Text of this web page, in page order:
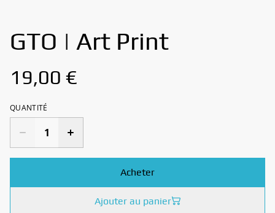
GTO | Art Print
19,00 €
QUANTITÉ
Acheter
Ajouter au panier